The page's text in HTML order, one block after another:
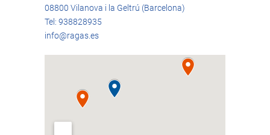
08800 Vilanova i la Geltrú (Barcelona)
Tel: 938828935
info@ragas.es